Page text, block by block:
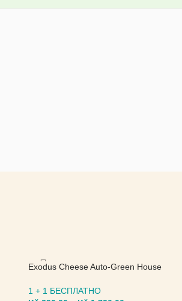
Exodus Cheese Auto-Green House
1 + 1 БЕСПЛАТНО